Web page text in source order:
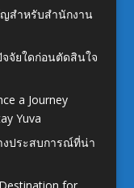
สำหรับสำนักงาน
จัยใดก่อนตัดสินใจ
a Journey
Yuva
งประสบการณ์ที่น่า
for